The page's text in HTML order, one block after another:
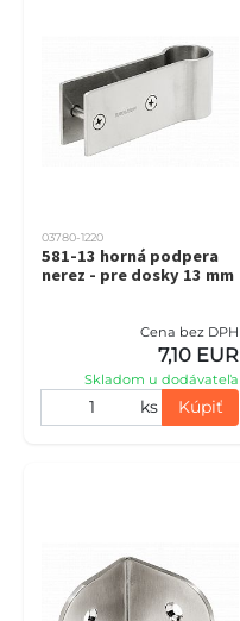
03780-1220
581-13 horná podpera
nerez - pre dosky 13 mm
Cena bez DPH
7,10 EUR
Skladom u dodávateľa
ks Kúpiť